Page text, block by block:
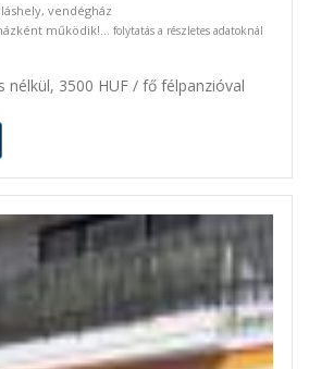
vendégház
működik!... folytatás a részletes adatoknál
nélkül, 3500 HUF / fő félpanzióval